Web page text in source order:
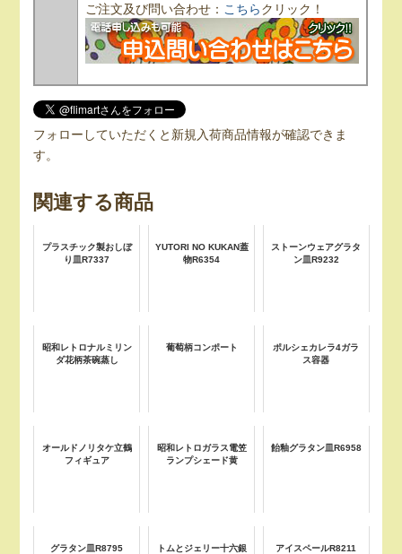
ご注文及び問い合わせ： こちらクリック！
フォローしていただくと新規入荷商品情報が確認できま
す。
関連する商品
プラスチック製おしぼ
り皿R7337
YUTORI NO KUKAN蓋
物R6354
ストーンウェアグラタ
ン皿R9232
昭和レトロナルミリン
ダ花柄茶碗蒸し
葡萄柄コンポート
ポルシェカレラ4ガラ
ス容器
オールドノリタケ立鶴
フィギュア
昭和レトロガラス電笠
ランプシェード黄
飴釉グラタン皿R6958
グラタン皿R8795
トムとジェリー十六銀
アイスペールR8211